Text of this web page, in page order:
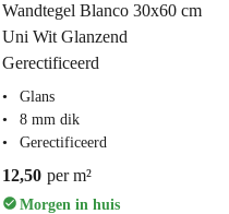
Wandtegel Blanco 30x60 cm
Uni Wit Glanzend
Gerectificeerd
Glans
8 mm dik
Gerectificeerd
12,50 per m²
Morgen in huis